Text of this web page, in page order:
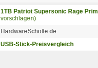
1TB Patriot Supersonic Rage
vorschlagen)
HardwareSchotte.de
USB-Stick-Preisvergleich